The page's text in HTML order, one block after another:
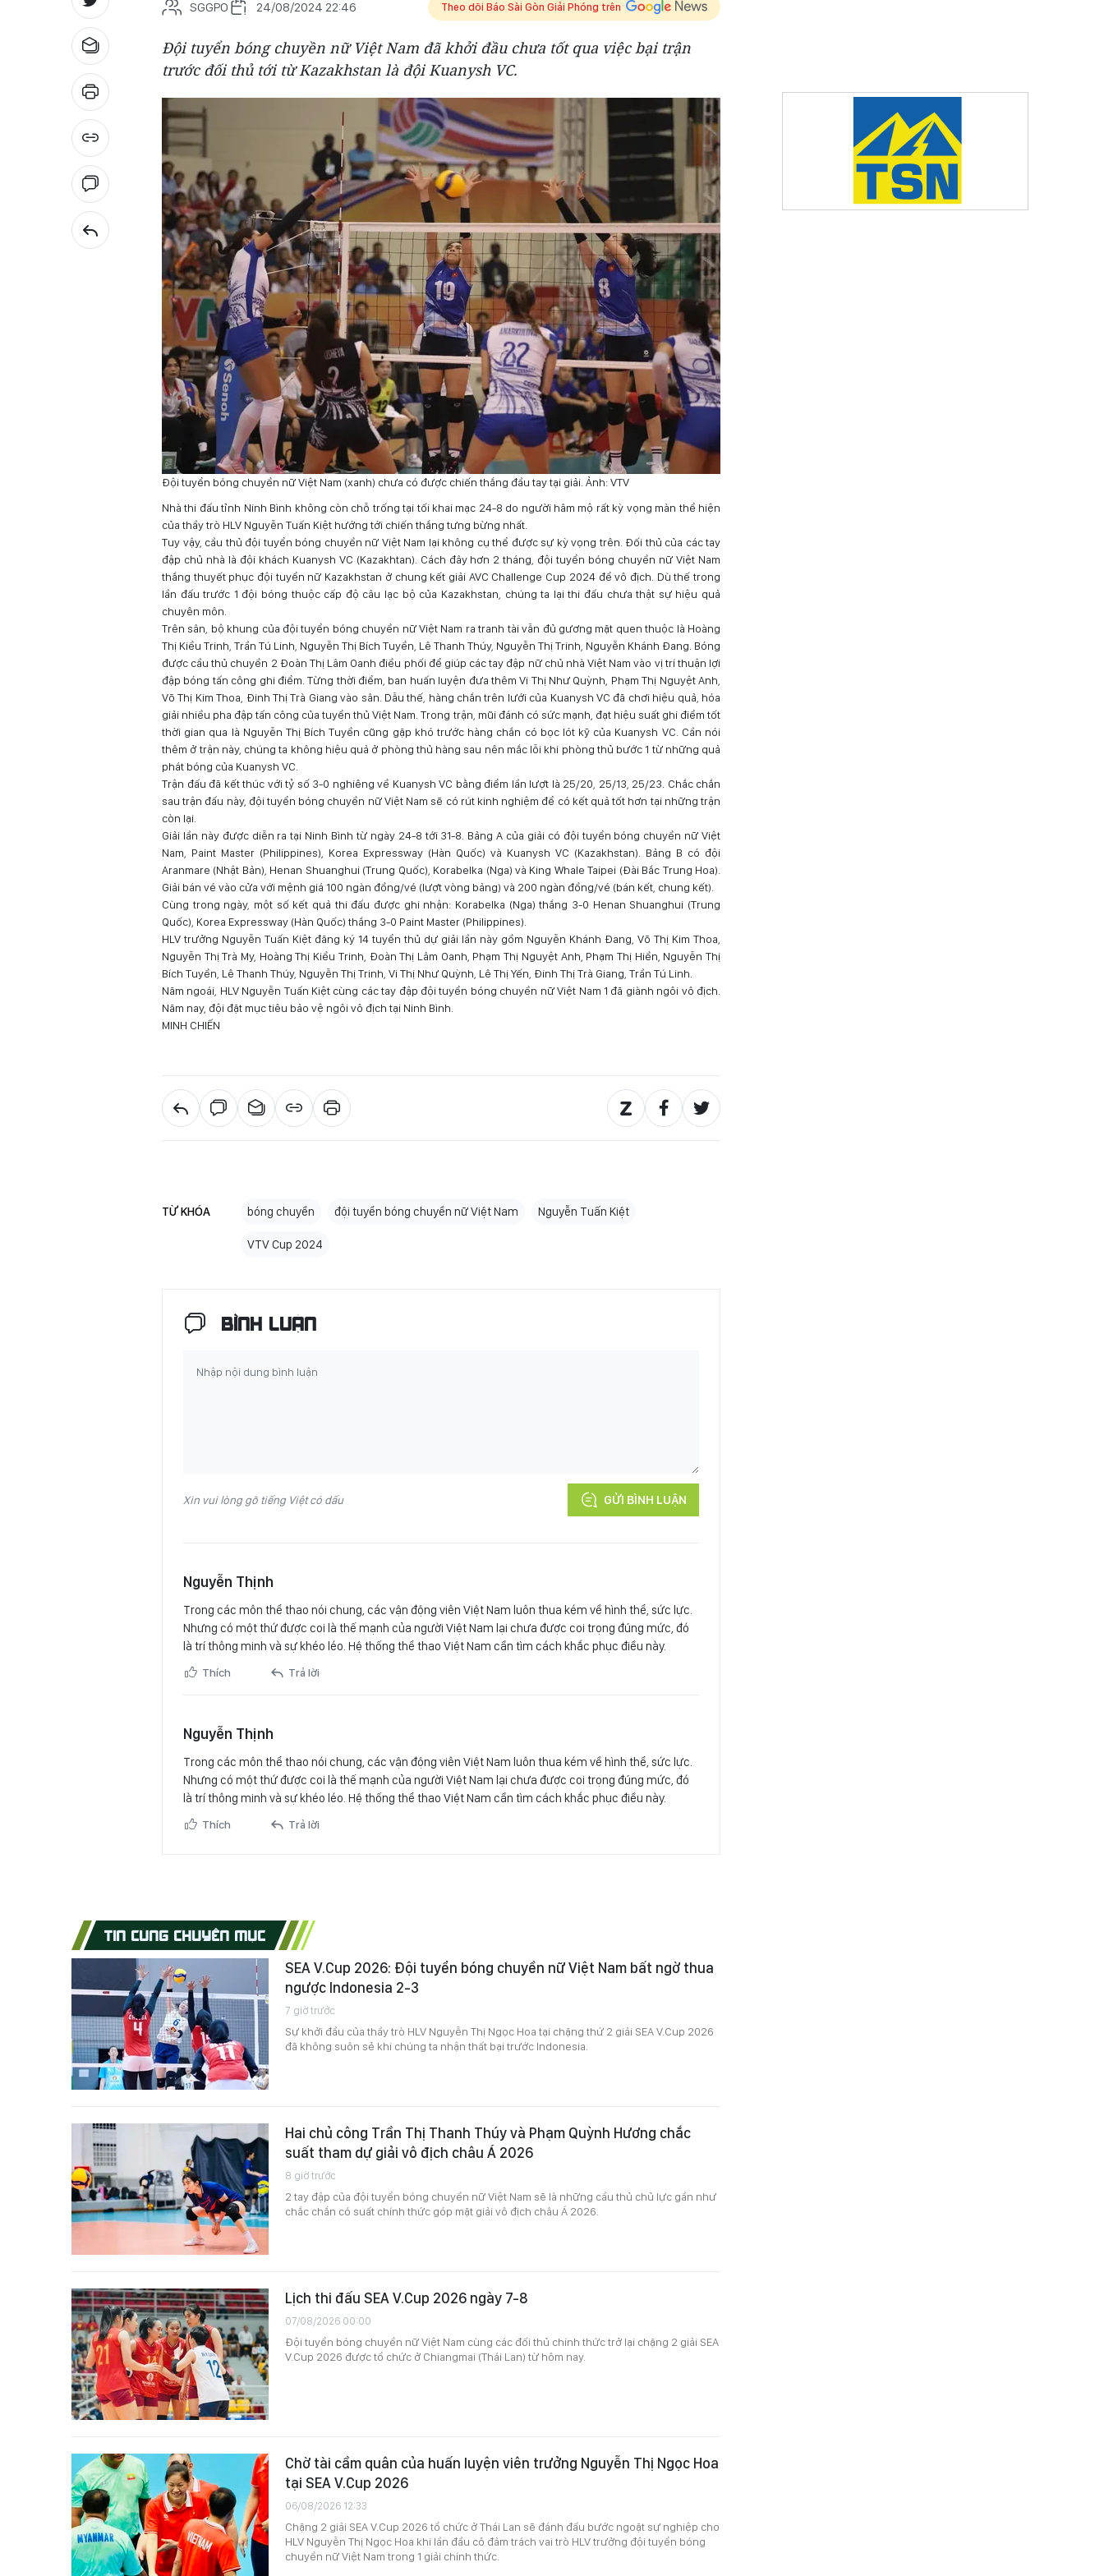
SGGPO 24/08/2024 22:46 Theo dõi Báo Sài Gòn Giải Phóng trên
Đội tuyển bóng chuyền nữ Việt Nam đã khởi đầu chưa tốt qua việc bại trận
trước đối thủ tới từ Kazakhstan là đội Kuanysh VC.
Đội tuyển bóng chuyền nữ Việt Nam (xanh) chưa có được chiến thắng đầu tay tại giải. Ảnh: VTV
Nhà thi đấu tỉnh Ninh Bình không còn chỗ trống tại tối khai mạc 24-8 do người hâm mộ rất kỳ vọng màn thể hiện
của thầy trò HLV Nguyễn Tuấn Kiệt hướng tới chiến thắng tưng bừng nhất.
Tuy vậy, cầu thủ đội tuyển bóng chuyền nữ Việt Nam lại không cụ thể được sự kỳ vọng trên. Đối thủ của các tay
đập chủ nhà là đội khách Kuanysh VC (Kazakhtan). Cách đây hơn 2 tháng, đội tuyển bóng chuyền nữ Việt Nam
thắng thuyết phục đội tuyển nữ Kazakhstan ở chung kết giải AVC Challenge Cup 2024 để vô địch. Dù thế trong
lần đấu trước 1 đội bóng thuộc cấp độ câu lạc bộ của Kazakhstan, chúng ta lại thi đấu chưa thật sự hiệu quả
chuyên môn.
Trên sân, bộ khung của đội tuyển bóng chuyền nữ Việt Nam ra tranh tài vẫn đủ gương mặt quen thuộc là Hoàng
Thị Kiều Trinh, Trần Tú Linh, Nguyễn Thị Bích Tuyền, Lê Thanh Thúy, Nguyễn Thị Trinh, Nguyễn Khánh Đang. Bóng
được cầu thủ chuyền 2 Đoàn Thị Lâm Oanh điều phối để giúp các tay đập nữ chủ nhà Việt Nam vào vị trí thuận lợi
đập bóng tấn công ghi điểm. Từng thời điểm, ban huấn luyện đưa thêm Vi Thị Như Quỳnh, Phạm Thị Nguyệt Anh,
Võ Thị Kim Thoa, Đinh Thị Trà Giang vào sân. Dẫu thế, hàng chắn trên lưới của Kuanysh VC đã chơi hiệu quả, hóa
giải nhiều pha đập tấn công của tuyển thủ Việt Nam. Trong trận, mũi đánh có sức mạnh, đạt hiệu suất ghi điểm tốt
thời gian qua là Nguyễn Thị Bích Tuyền cũng gặp khó trước hàng chắn có bọc lót kỹ của Kuanysh VC. Cần nói
thêm ở trận này, chúng ta không hiệu quả ở phòng thủ hàng sau nên mắc lỗi khi phòng thủ bước 1 từ những quả
phát bóng của Kuanysh VC.
Trận đấu đã kết thúc với tỷ số 3-0 nghiêng về Kuanysh VC bằng điểm lần lượt là 25/20, 25/13, 25/23. Chắc chắn
sau trận đấu này, đội tuyển bóng chuyền nữ Việt Nam sẽ có rút kinh nghiệm để có kết quả tốt hơn tại những trận
còn lại.
Giải lần này được diễn ra tại Ninh Bình từ ngày 24-8 tới 31-8. Bảng A của giải có đội tuyển bóng chuyền nữ Việt
Nam, Paint Master (Philippines), Korea Expressway (Hàn Quốc) và Kuanysh VC (Kazakhstan). Bảng B có đội
Aranmare (Nhật Bản), Henan Shuanghui (Trung Quốc), Korabelka (Nga) và King Whale Taipei (Đài Bắc Trung Hoa).
Giải bán vé vào cửa với mệnh giá 100 ngàn đồng/vé (lượt vòng bảng) và 200 ngàn đồng/vé (bán kết, chung kết).
Cùng trong ngày, một số kết quả thi đấu được ghi nhận: Korabelka (Nga) thắng 3-0 Henan Shuanghui (Trung
Quốc), Korea Expressway (Hàn Quốc) thắng 3-0 Paint Master (Philippines).
HLV trưởng Nguyễn Tuấn Kiệt đăng ký 14 tuyển thủ dự giải lần này gồm Nguyễn Khánh Đang, Võ Thị Kim Thoa,
Nguyễn Thị Trà My, Hoàng Thị Kiều Trinh, Đoàn Thị Lâm Oanh, Phạm Thị Nguyệt Anh, Phạm Thị Hiền, Nguyễn Thị
Bích Tuyền, Lê Thanh Thúy, Nguyễn Thị Trinh, Vi Thị Như Quỳnh, Lê Thị Yến, Đinh Thị Trà Giang, Trần Tú Linh.
Năm ngoái, HLV Nguyễn Tuấn Kiệt cùng các tay đập đội tuyển bóng chuyền nữ Việt Nam 1 đã giành ngôi vô địch.
Năm nay, đội đặt mục tiêu bảo vệ ngôi vô địch tại Ninh Bình.
MINH CHIẾN
TỪ KHÓA bóng chuyền đội tuyển bóng chuyền nữ Việt Nam Nguyễn Tuấn Kiệt
VTV Cup 2024
BÌNH LUẬN
Xin vui lòng gõ tiếng Việt có dấu GỬI BÌNH LUẬN
Nguyễn Thịnh
Trong các môn thể thao nói chung, các vận động viên Việt Nam luôn thua kém về hình thể, sức lực.
Nhưng có một thứ được coi là thế mạnh của người Việt Nam lại chưa được coi trọng đúng mức, đó
là trí thông minh và sự khéo léo. Hệ thống thể thao Việt Nam cần tìm cách khắc phục điều này.
Thích Trả lời
Nguyễn Thịnh
Trong các môn thể thao nói chung, các vận động viên Việt Nam luôn thua kém về hình thể, sức lực.
Nhưng có một thứ được coi là thế mạnh của người Việt Nam lại chưa được coi trọng đúng mức, đó
là trí thông minh và sự khéo léo. Hệ thống thể thao Việt Nam cần tìm cách khắc phục điều này.
Thích Trả lời
TIN CÙNG CHUYÊN MỤC
SEA V.Cup 2026: Đội tuyển bóng chuyền nữ Việt Nam bất ngờ thua
ngược Indonesia 2-3
7 giờ trước
Sự khởi đầu của thầy trò HLV Nguyễn Thị Ngọc Hoa tại chặng thứ 2 giải SEA V.Cup 2026
đã không suôn sẻ khi chúng ta nhận thất bại trước Indonesia.
Hai chủ công Trần Thị Thanh Thúy và Phạm Quỳnh Hương chắc
suất tham dự giải vô địch châu Á 2026
8 giờ trước
2 tay đập của đội tuyển bóng chuyền nữ Việt Nam sẽ là những cầu thủ chủ lực gần như
chắc chắn có suất chính thức góp mặt giải vô địch châu Á 2026.
Lịch thi đấu SEA V.Cup 2026 ngày 7-8
07/08/2026 00:00
Đội tuyển bóng chuyền nữ Việt Nam cùng các đối thủ chính thức trở lại chặng 2 giải SEA
V.Cup 2026 được tổ chức ở Chiangmai (Thái Lan) từ hôm nay.
Chờ tài cầm quân của huấn luyện viên trưởng Nguyễn Thị Ngọc Hoa
tại SEA V.Cup 2026
06/08/2026 12:33
Chặng 2 giải SEA V.Cup 2026 tổ chức ở Thái Lan sẽ đánh đấu bước ngoặt sự nghiệp cho
HLV Nguyễn Thị Ngọc Hoa khi lần đầu cô đảm trách vai trò HLV trưởng đội tuyển bóng
chuyền nữ Việt Nam trong 1 giải chính thức.